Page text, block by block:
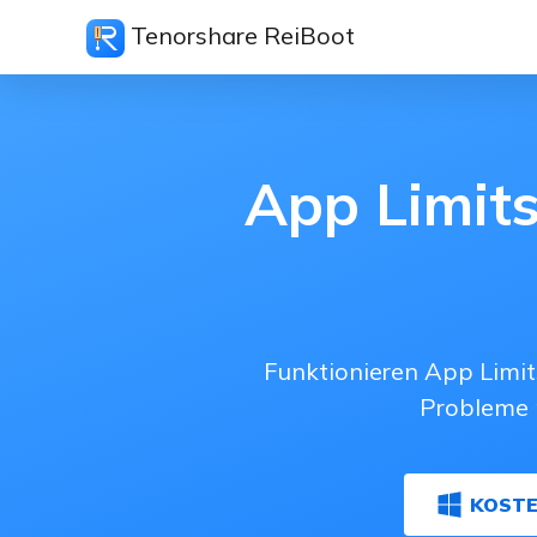
Tenorshare ReiBoot
App
Funktionieren App
Probleme